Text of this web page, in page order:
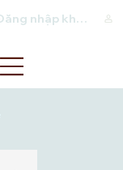
Đăng nhập khách hàng